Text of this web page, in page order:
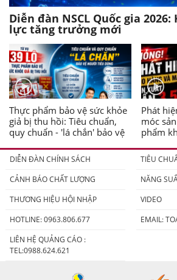
Diễn đàn NSCL Quốc gia
lực tăng trưởng mới
Thực phẩm bảo vệ sức khỏe
giả bị thu hồi: Tiêu chuẩn,
quy chuẩn - 'lá chắn' bảo vệ
Phát
móc
phẩm
DIỄN ĐÀN CHÍNH SÁCH
TIÊU
CẢNH BÁO CHẤT LƯỢNG
NĂNG
THƯƠNG HIỆU HỘI NHẬP
VIDEO
HOTLINE: 0963.806.677
EMAIL:
LIÊN HỆ QUẢNG CÁO :
TEL:0988.624.621